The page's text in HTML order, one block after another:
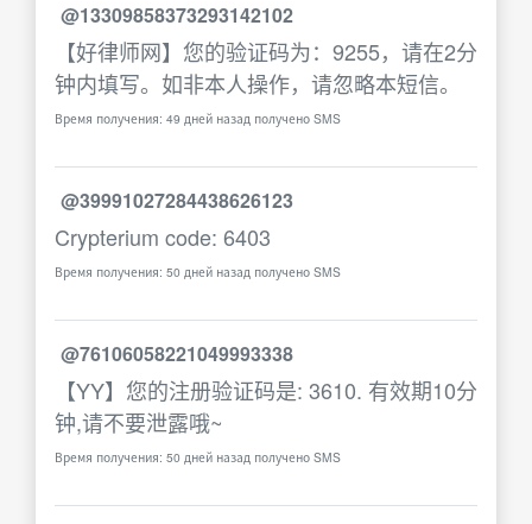
@13309858373293142102
【好律师网】您的验证码为：9255，请在2分
钟内填写。如非本人操作，请忽略本短信。
Время получения: 49 дней назад получено SMS
@39991027284438626123
Crypterium code: 6403
Время получения: 50 дней назад получено SMS
@76106058221049993338
【YY】您的注册验证码是: 3610. 有效期10分
钟,请不要泄露哦~
Время получения: 50 дней назад получено SMS